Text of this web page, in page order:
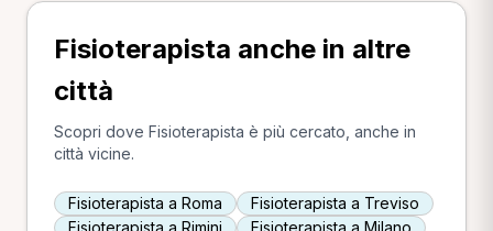
Fisioterapista anche in altre
città
Scopri dove Fisioterapista è più cercato, anche in
città vicine.
Fisioterapista a Roma
Fisioterapista a Treviso
Fisioterapista a Rimini
Fisioterapista a Milano